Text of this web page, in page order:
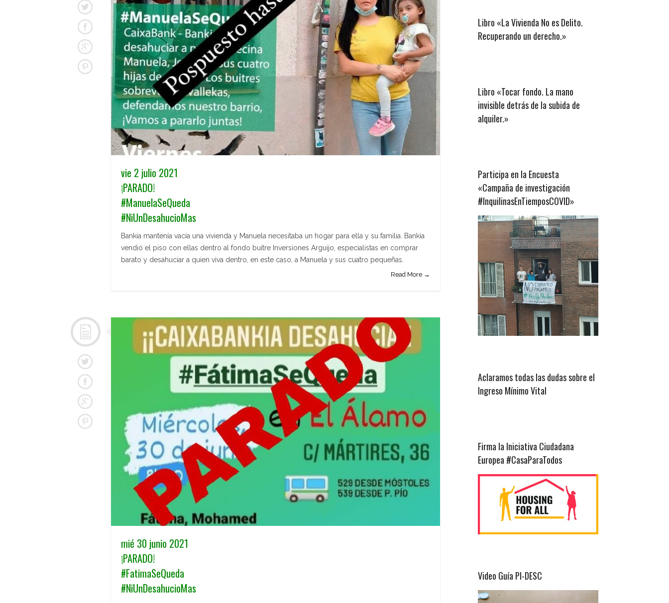
vie 2 julio 2021
¡PARADO!
#ManuelaSeQueda
#NiUnDesahucioMas
Bankia mantenía vacía una vivienda y Manuela necesitaba un hogar para ella y su familia. Bankia
vendió el piso con ellas dentro al fondo buitre Inversiones Arguijo, especialistas en comprar
barato y desahuciar a quien viva dentro, en este caso, a Manuela y sus cuatro pequeñas.
Read More →
mié 30 junio 2021
¡PARADO!
#FatimaSeQueda
#NiUnDesahucioMas
Libro «La Vivienda No es Delito.
Recuperando un derecho.»
Libro «Tocar fondo. La mano
invisible detrás de la subida de
alquiler.»
Participa en la Encuesta
«Campaña de investigación
#InquilinasEnTiemposCOVID»
Aclaramos todas las dudas sobre el
Ingreso Mínimo Vital
Firma la Iniciativa Ciudadana
Europea #CasaParaTodos
Video Guía PI-DESC